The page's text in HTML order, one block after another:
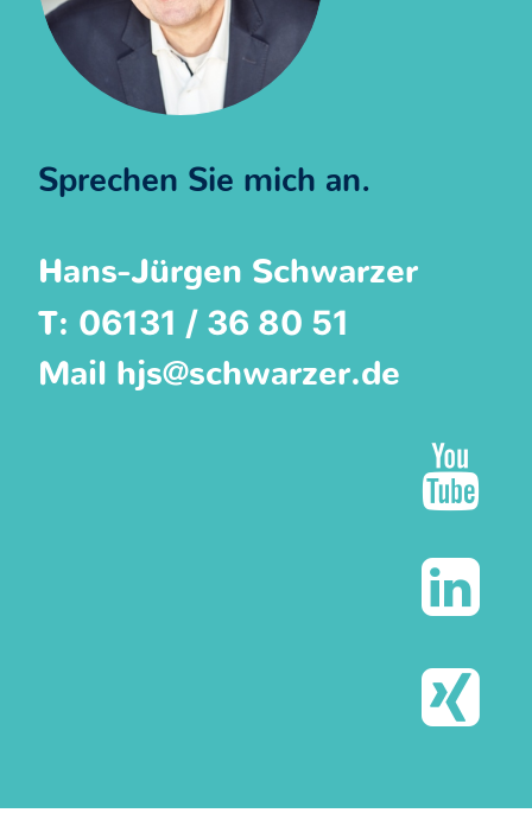
Sprechen Sie mich an.
Hans-Jürgen Schwarzer
T: 06131 / 36 80 51
Mail hjs@schwarzer.de